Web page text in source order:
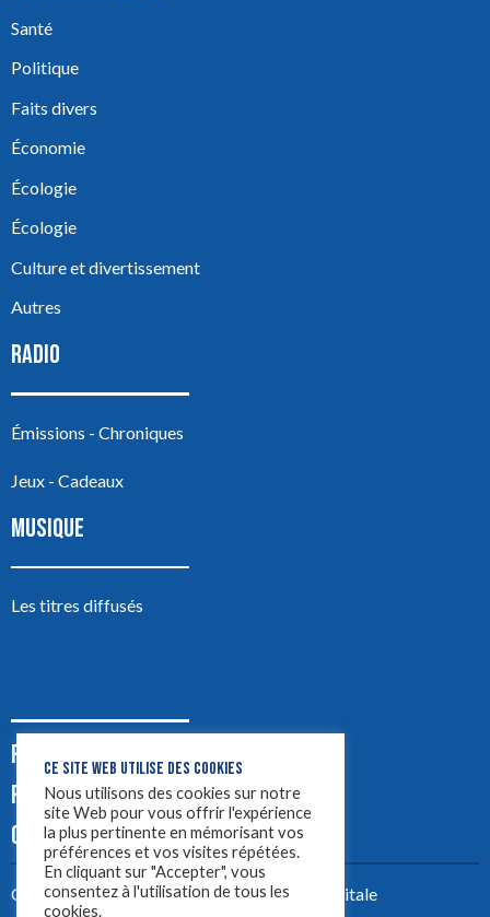
Santé
Politique
Faits divers
Économie
Écologie
Écologie
Culture et divertissement
Autres
RADIO
Émissions - Chroniques
Jeux - Cadeaux
MUSIQUE
Les titres diffusés
PODCASTS
PUB
CONTACT
Créez votre site avecYellowtie – Agence Digitale
CE SITE WEB UTILISE DES COOKIES
Nous utilisons des cookies sur notre
site Web pour vous offrir l'expérience
la plus pertinente en mémorisant vos
préférences et vos visites répétées.
En cliquant sur "Accepter", vous
consentez à l'utilisation de tous les
cookies.